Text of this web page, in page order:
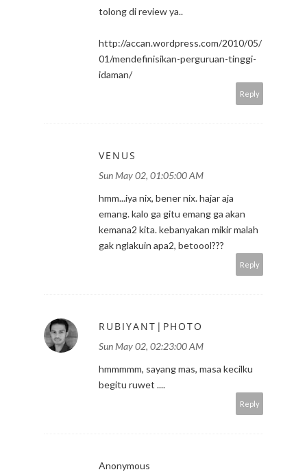
tolong di review ya..
http://accan.wordpress.com/2010/05/
01/mendefinisikan-perguruan-tinggi-
idaman/
Reply
VENUS
Sun May 02, 01:05:00 AM
hmm...iya nix, bener nix. hajar aja
emang. kalo ga gitu emang ga akan
kemana2 kita. kebanyakan mikir malah
gak nglakuin apa2, betoool???
Reply
RUBIYANT|PHOTO
Sun May 02, 02:23:00 AM
hmmmmm, sayang mas, masa kecilku
begitu ruwet ....
Reply
Anonymous